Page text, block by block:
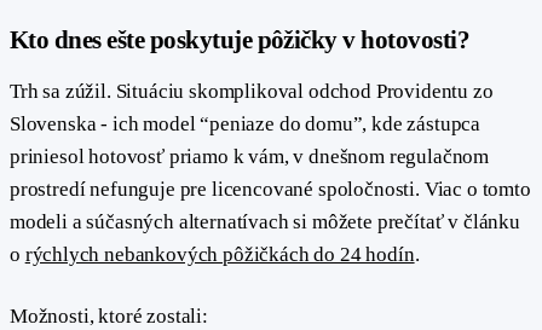
Kto dnes ešte poskytuje pôžičky v hotovosti?
Trh sa zúžil. Situáciu skomplikoval odchod Providentu zo
Slovenska - ich model “peniaze do domu”, kde zástupca
priniesol hotovosť priamo k vám, v dnešnom regulačnom
prostredí nefunguje pre licencované spoločnosti. Viac o tomto
modeli a súčasných alternatívach si môžete prečítať v článku
o rýchlych nebankových pôžičkách do 24 hodín.
Možnosti, ktoré zostali: